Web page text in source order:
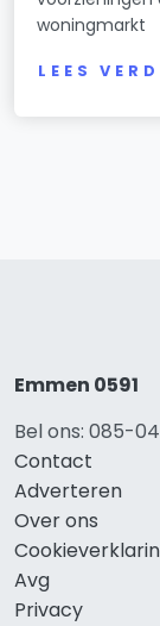
woningmarkt
LEES
Emmen 0591
Bel ons: 085-04
Contact
Adverteren
Over ons
Avg
Privacy